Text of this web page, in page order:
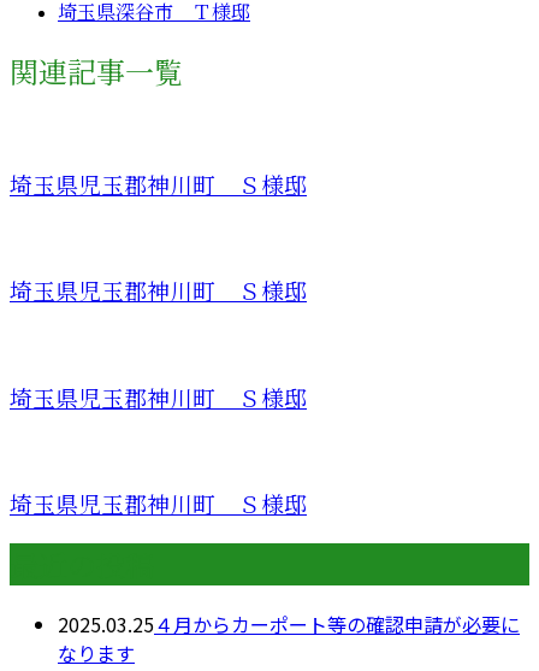
埼玉県深谷市 Ｔ様邸
関連記事一覧
埼玉県児玉郡神川町 Ｓ様邸
埼玉県児玉郡神川町 Ｓ様邸
埼玉県児玉郡神川町 Ｓ様邸
埼玉県児玉郡神川町 Ｓ様邸
2025.03.25４月からカーポート等の確認申請が必要に
なります